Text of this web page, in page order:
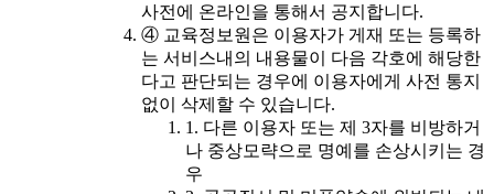
사전에 온라인을 통해서 공지합니다.
④ 교육정보원은 이용자가 게재 또는 등록하
는 서비스내의 내용물이 다음 각호에 해당한
다고 판단되는 경우에 이용자에게 사전 통지
없이 삭제할 수 있습니다.
1. 다른 이용자 또는 제 3자를 비방하거
나 중상모략으로 명예를 손상시키는 경
우